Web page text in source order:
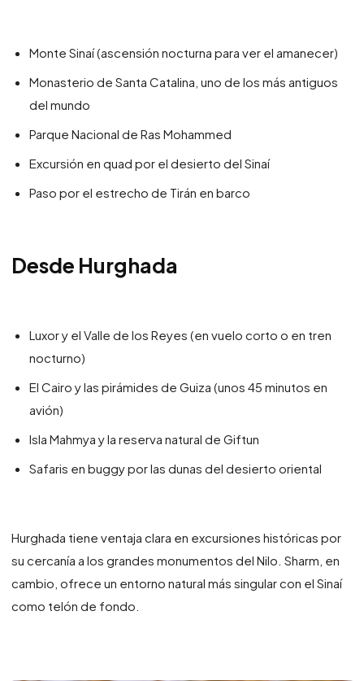
Monte Sinaí (ascensión nocturna para ver el amanecer)
Monasterio de Santa Catalina, uno de los más antiguos
del mundo
Parque Nacional de Ras Mohammed
Excursión en quad por el desierto del Sinaí
Paso por el estrecho de Tirán en barco
Desde Hurghada
Luxor y el Valle de los Reyes (en vuelo corto o en tren
nocturno)
El Cairo y las pirámides de Guiza (unos 45 minutos en
avión)
Isla Mahmya y la reserva natural de Giftun
Safaris en buggy por las dunas del desierto oriental
Hurghada tiene ventaja clara en excursiones históricas por
su cercanía a los grandes monumentos del Nilo. Sharm, en
cambio, ofrece un entorno natural más singular con el Sinaí
como telón de fondo.